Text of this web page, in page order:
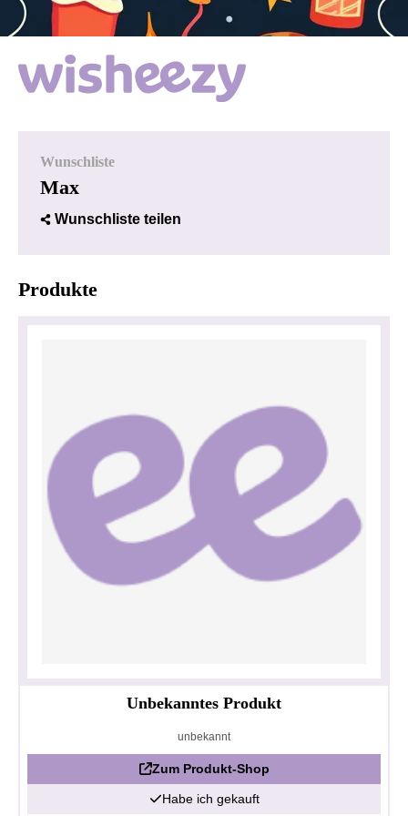
Wunschliste
Max
Wunschliste teilen
Produkte
Unbekanntes Produkt
unbekannt
Zum Produkt-Shop
Habe ich gekauft
Datenschutzerklärung